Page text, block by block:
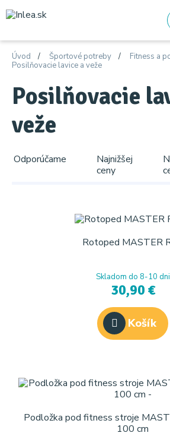
Úvod Športové potreby
Fitness a
Posilňovacie lavice a veže
Posilňovacie
veže
Odporúčame
Najnižšej
ceny
Rotoped MASTER
Skladom do 8-10 dni
30,90 €
Košík
Podložka pod fitness stroje
100 cm